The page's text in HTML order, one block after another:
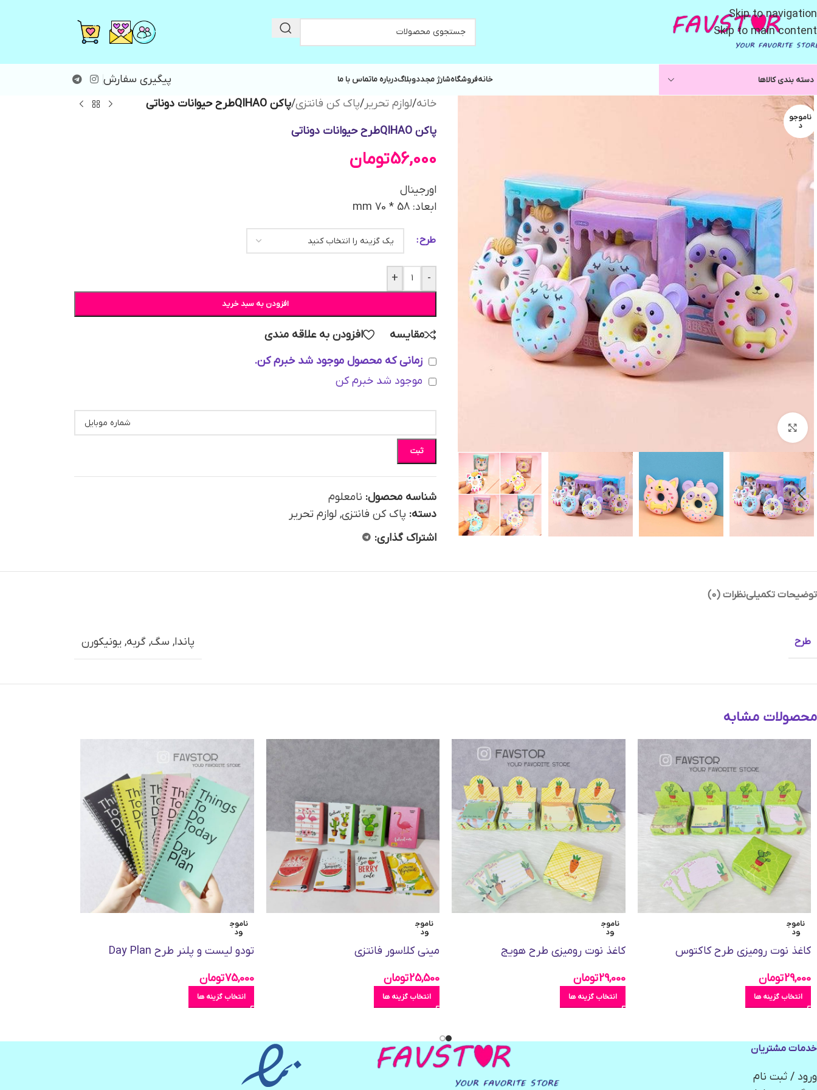
Skip to navigation
Skip to main content
دسته بندی کالاها خانهفروشگاهشارژ مجددوبلاگدرباره ماتماس با ما پیگیری سفارش
ناموجو
د
خانه/لوازم تحریر/پاک کن فانتزی/پاکن QIHAOطرح حیوانات دوناتی
پاکن QIHAOطرح حیوانات دوناتی
56,000تومان
اورجینال
ابعاد: 58 * 70 mm
طرح
-
+
افزودن به سبد خرید
مقایسه
افزودن به علاقه مندی
زمانی که محصول موجود شد خبرم کن.
موجود شد خبرم کن
ثبت
شناسه محصول: نامعلوم
دسته: پاک کن فانتزی, لوازم تحریر
اشتراک گذاری:
توضیحات تکمیلینظرات (0)
طرح پاندا, سگ, گربه, یونیکورن
محصولات مشابه
ناموج
ود
کاغذ نوت رومیزی طرح کاکتوس
29,000تومان
انتخاب گزینه ها
ناموج
ود
کاغذ نوت رومیزی طرح هویج
29,000تومان
انتخاب گزینه ها
ناموج
ود
مینی کلاسور فانتزی
25,500تومان
انتخاب گزینه ها
ناموج
ود
تودو لیست و پلنر طرح Day Plan
75,000تومان
انتخاب گزینه ها
خدمات مشتریان
ورود / ثبت نام
Telegram